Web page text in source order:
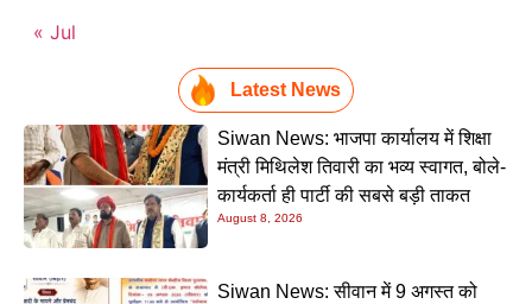
« Jul
Latest News
Siwan News: भाजपा कार्यालय में शिक्षा
मंत्री मिथिलेश तिवारी का भव्य स्वागत, बोले-
कार्यकर्ता ही पार्टी की सबसे बड़ी ताकत
August 8, 2026
Siwan News: सीवान में 9 अगस्त को